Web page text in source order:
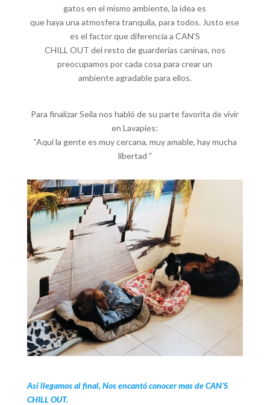
gatos en el mismo ambiente, la idea es
que haya una atmosfera tranquila, para todos. Justo ese
es el factor que diferencia a CAN’S
CHILL OUT del resto de guarderías caninas, nos
preocupamos por cada cosa para crear un
ambiente agradable para ellos.
Para finalizar Seila nos habló de su parte favorita de vivir
en Lavapies:
“Aquí la gente es muy cercana, muy amable, hay mucha
libertad ”
Así llegamos al final, Nos encantó conocer mas de CAN’S
CHILL OUT.